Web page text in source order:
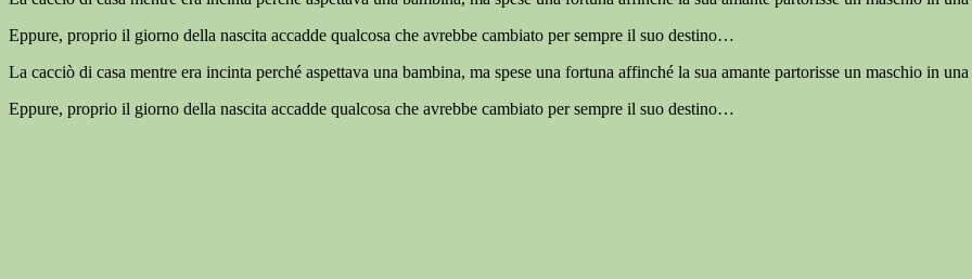
Eppure, proprio il giorno della nascita accadde qualcosa che avrebbe cambiato per sempre il suo destino…
La cacciò di casa mentre era incinta perché aspettava una bambina, ma spese una fortuna affinché la sua amante partorisse un maschio in
Eppure, proprio il giorno della nascita accadde qualcosa che avrebbe cambiato per sempre il suo destino…